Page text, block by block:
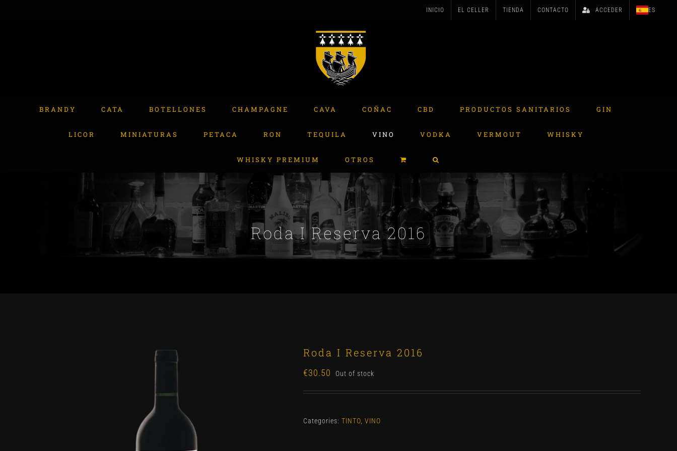
INICIO EL CELLER TIENDA CONTACTO ACCEDER ES
BRANDY CATA BOTELLONES CHAMPAGNE CAVA COÑAC CBD PRODUCTOS SANITARIOS GIN
LICOR MINIATURAS PETACA RON TEQUILA VINO VODKA VERMOUT WHISKY
WHISKY PREMIUM OTROS
Roda I Reserva 2016
Roda I Reserva 2016
€30.50 Out of stock
Categories: TINTO VINO